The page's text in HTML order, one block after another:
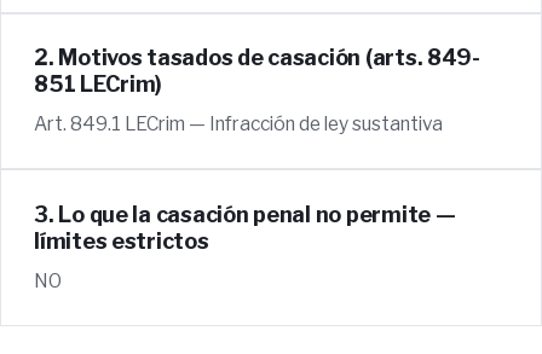
2. Motivos tasados de casación (arts. 849-
851 LECrim)
Art. 849.1 LECrim — Infracción de ley sustantiva
3. Lo que la casación penal no permite —
límites estrictos
NO